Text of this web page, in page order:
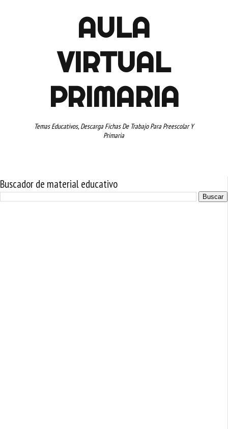
AULA
VIRTUAL
PRIMARIA
Temas Educativos, Descarga Fichas De Trabajo Para Preescolar Y
Primaria
Buscador de material educativo